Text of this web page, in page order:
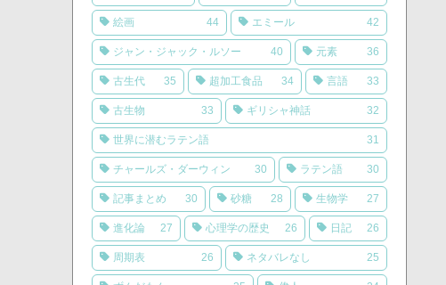
絵画 44 エミール 42
ジャン・ジャック・ルソー 40 元素 36
古生代 35 超加工食品 34 言語 33
古生物 33 ギリシャ神話 32
世界に潜むラテン語 31
チャールズ・ダーウィン 30 ラテン語 30
記事まとめ 30 砂糖 28 生物学 27
進化論 27 心理学の歴史 26 日記 26
周期表 26 ネタバレなし 25